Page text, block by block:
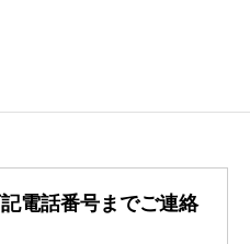
電話番号までご連絡